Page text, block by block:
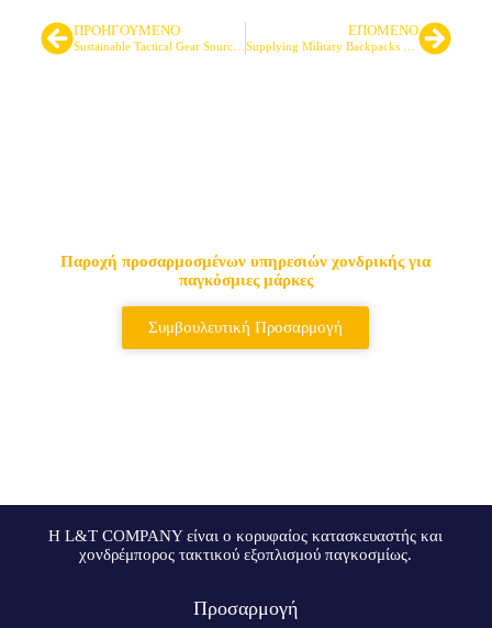
ΠΡΟΗΓΟΎΜΕΝΟ
Sustainable Tactical Gear Sourcing: A B2B Buyer’s Guide to Value & Compliance
ΕΠΌΜΕΝΟ
Παροχή προσαρμοσμένων υπηρεσιών χονδρικής για
παγκόσμιες μάρκες
Συμβουλευτική Προσαρμογή
Η L&T COMPANY είναι ο κορυφαίος κατασκευαστής και
χονδρέμπορος τακτικού εξοπλισμού παγκοσμίως.
Προσαρμογή